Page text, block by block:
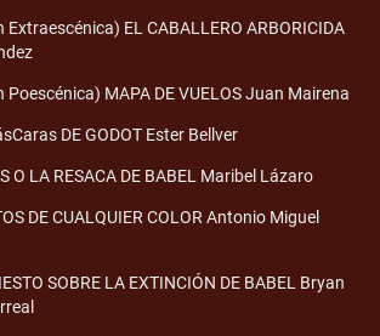
Extraescénica) EL CABALLERO ARBORICIDA
Poescénica) MAPA DE VUELOS Juan Mairena
DE GODOT Ester Bellver
O LA RESACA DE BABEL Maribel Lázaro
DE CUALQUIER COLOR Antonio Miguel
SOBRE LA EXTINCIÓN DE BABEL Bryan